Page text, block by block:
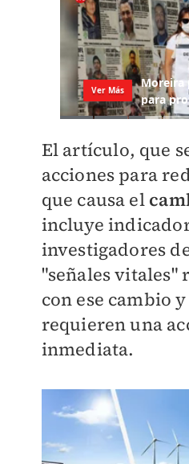
El artículo, que
acciones para
que causa el
incluye
investigadores
"señales vitales"
con ese cambio
requieren una
inmediata.